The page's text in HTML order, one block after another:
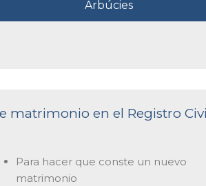
Arbúcies
matrimonio en el Registro
Para hacer que conste un nuevo
matrimonio